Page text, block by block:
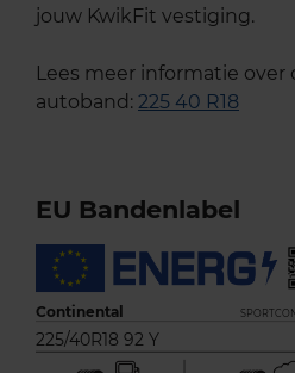
jouw KwikFit vestiging.
Lees meer informatie over
autoband: 225 40 R18
EU Bandenlabel
Continental
225/40R18 92 Y